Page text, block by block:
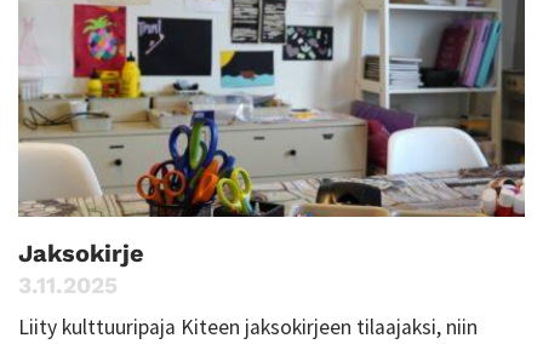
Jaksokirje
3.11.2025
Liity kulttuuripaja Kiteen jaksokirjeen tilaajaksi, niin